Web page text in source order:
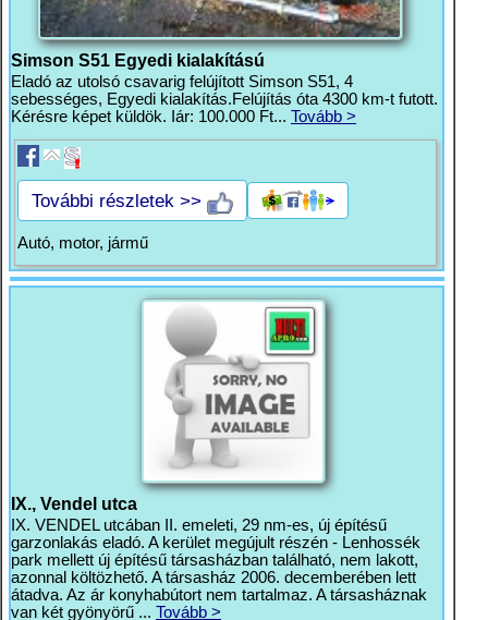
Simson S51 Egyedi kialakítású
Eladó az utolsó csavarig felújított Simson S51, 4
sebességes, Egyedi kialakítás.Felújítás óta 4300 km-t futott.
Kérésre képet küldök. Iár: 100.000 Ft... Tovább >
További részletek >>
Autó, motor, jármű
IX., Vendel utca
IX. VENDEL utcában II. emeleti, 29 nm-es, új építésű
garzonlakás eladó. A kerület megújult részén - Lenhossék
park mellett új építésű társasházban található, nem lakott,
azonnal költözhető. A társasház 2006. decemberében lett
átadva. Az ár konyhabútort nem tartalmaz. A társasháznak
van két gyönyörű ... Tovább >